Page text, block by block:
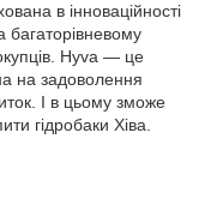
в інноваційності
багаторівневому
Hyva — це
на задоволення
І в цьому зможе
гідробаки Хіва.